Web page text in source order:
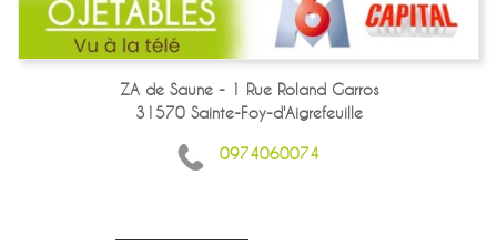
ZA de Saune - 1 Rue Roland Garros
31570 Sainte-Foy-d'Aigrefeuille
0974060074